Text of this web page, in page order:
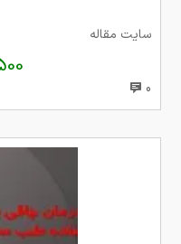
سایت مقاله
0